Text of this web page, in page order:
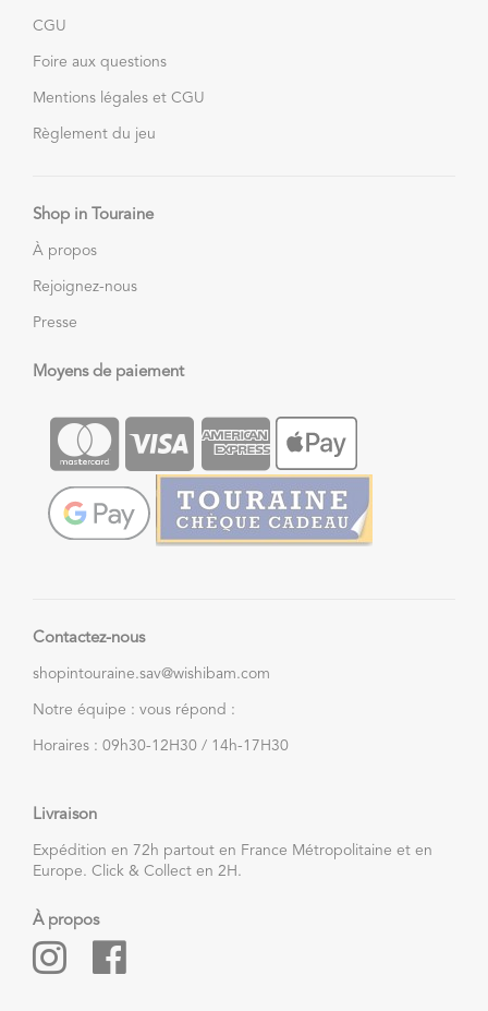
CGU
Foire aux questions
Mentions légales et CGU
Règlement du jeu
Shop in Touraine
À propos
Rejoignez-nous
Presse
Moyens de paiement
Contactez-nous
shopintouraine.sav@wishibam.com
Notre équipe : vous répond :
Horaires : 09h30-12H30 / 14h-17H30
Livraison
Expédition en 72h partout en France Métropolitaine et en
Europe. Click & Collect en 2H.
À propos